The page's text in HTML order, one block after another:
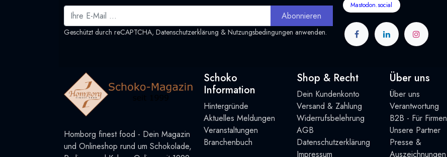
Abonnieren
Geschützt durch reCAPTCHA, Datenschutzerklärung & Nutzungsbedingungen anwenden.
Mastodon.social
Schoko
Information
Hintergründe
Aktuelles Meldungen
Veranstaltungen
Branchenbuch
Shop & Recht
Dein Kundenkonto
Versand & Zahlung
Widerrufsbelehrung
AGB
Datenschutzerklärung
Impressum
Über uns
Über uns
Verantwortung
B2B - Für Firmen
Unsere Partner
Presse &
Auszeichnungen
Homborg finest food - Dein Magazin
und Onlineshop rund um Schokolade,